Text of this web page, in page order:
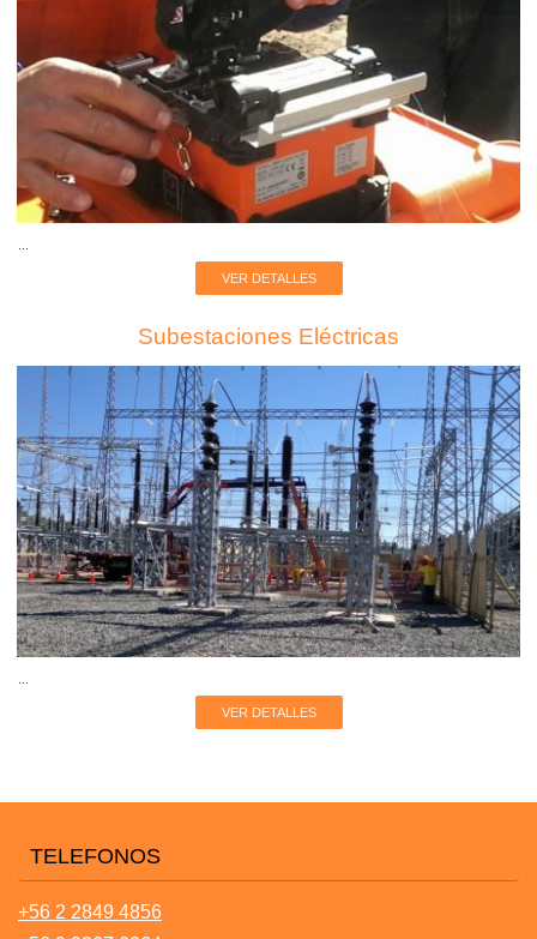
VER DETALLES
Subestaciones Eléctricas
VER DETALLES
TELEFONOS
+56 2 2849 4856